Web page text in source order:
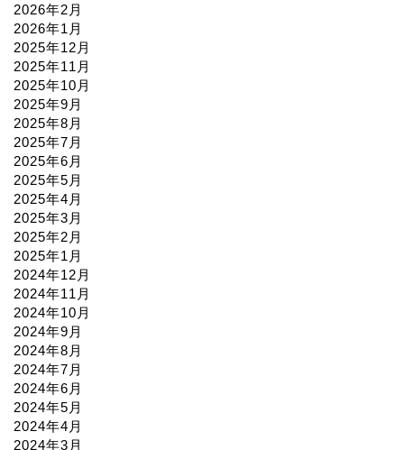
2026年2月
2026年1月
2025年12月
2025年11月
2025年10月
2025年9月
2025年8月
2025年7月
2025年6月
2025年5月
2025年4月
2025年3月
2025年2月
2025年1月
2024年12月
2024年11月
2024年10月
2024年9月
2024年8月
2024年7月
2024年6月
2024年5月
2024年4月
2024年3月